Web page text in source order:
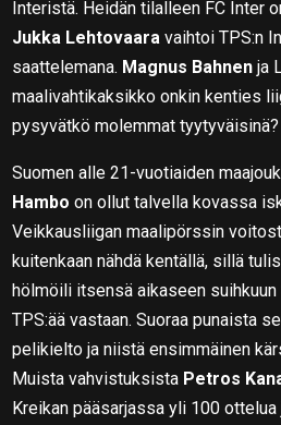
Interistä. Heidän tilalleen FC Inter
Jukka Lehtovaara vaihtoi TPS:n
saattelemana. Magnus Bahnen ja
maalivahtikaksikko onkin kenties
pysyvätkö molemmat tyytyväisinä?
Suomen alle 21-vuotiaiden
Hambo on ollut talvella kovassa
Veikkausliigan maalipörssin
kuitenkaan nähdä kentällä, sillä
hölmöili itsensä aikaseen
TPS:ää vastaan. Suoraa punaista
pelikielto ja niistä ensimmäinen
Muista vahvistuksista Petros
Kreikan pääsarjassa yli 100 ottelua